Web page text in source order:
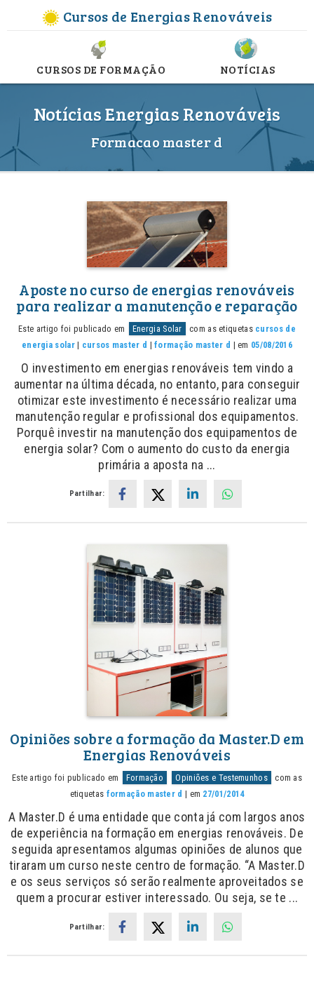
Cursos de Energias Renováveis
CURSOS DE FORMAÇÃO NOTÍCIAS
Notícias Energias Renováveis
Formacao master d
Aposte no curso de energias renováveis
para realizar a manutenção e reparação
Este artigo foi publicado em Energia Solar com as etiquetas cursos de
energia solar| cursos master d |formação master d | em 05/08/2016
O investimento em energias renováveis tem vindo a
aumentar na última década, no entanto, para conseguir
otimizar este investimento é necessário realizar uma
manutenção regular e profissional dos equipamentos.
Porquê investir na manutenção dos equipamentos de
energia solar? Com o aumento do custo da energia
primária a aposta na ...
Partilhar:
Opiniões sobre a formação da Master.D em
Energias Renováveis
Este artigo foi publicado em Formação Opiniões e Testemunhos
com as
etiquetas formação master d | em 27/01/2014
A Master.D é uma entidade que conta já com largos anos
de experiência na formação em energias renováveis. De
seguida apresentamos algumas opiniões de alunos que
tiraram um curso neste centro de formação. “A Master.D
e os seus serviços só serão realmente aproveitados se
quem a procurar estiver interessado. Ou seja, se te ...
Partilhar: